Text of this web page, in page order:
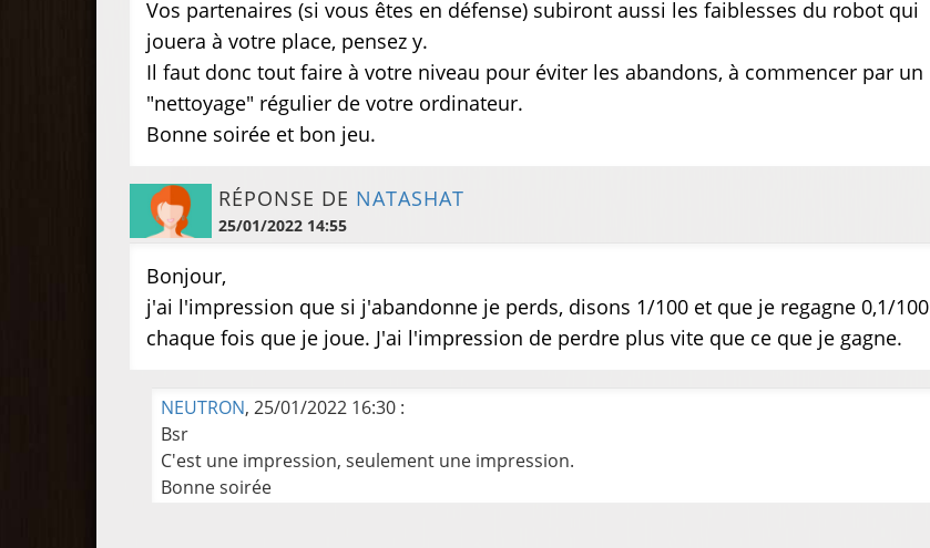
Vos partenaires (si vous êtes en défense) subiront aussi les faiblesses du robot qui
jouera à votre place, pensez y.
Il faut donc tout faire à votre niveau pour éviter les abandons, à commencer par un
"nettoyage" régulier de votre ordinateur.
Bonne soirée et bon jeu.
RÉPONSE DE NATASHAT
25/01/2022 14:55
Bonjour,
j'ai l'impression que si j'abandonne je perds, disons 1/100 et que je regagne 0,1/100
chaque fois que je joue. J'ai l'impression de perdre plus vite que ce que je gagne.
NEUTRON, 25/01/2022 16:30 :
Bsr
C'est une impression, seulement une impression.
Bonne soirée